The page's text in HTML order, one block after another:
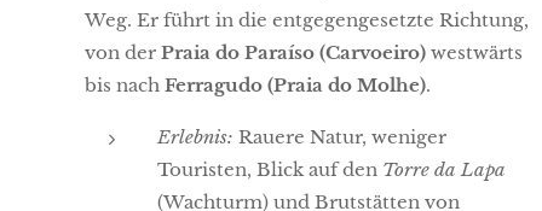
Weg. Er führt in die entgegengesetzte Richtung,
von der Praia do Paraíso (Carvoeiro) westwärts
bis nach Ferragudo (Praia do Molhe).
Erlebnis: Rauere Natur, weniger
Touristen, Blick auf den Torre da Lapa
(Wachturm) und Brutstätten von